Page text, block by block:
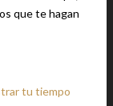
que te hagan
tu tiempo